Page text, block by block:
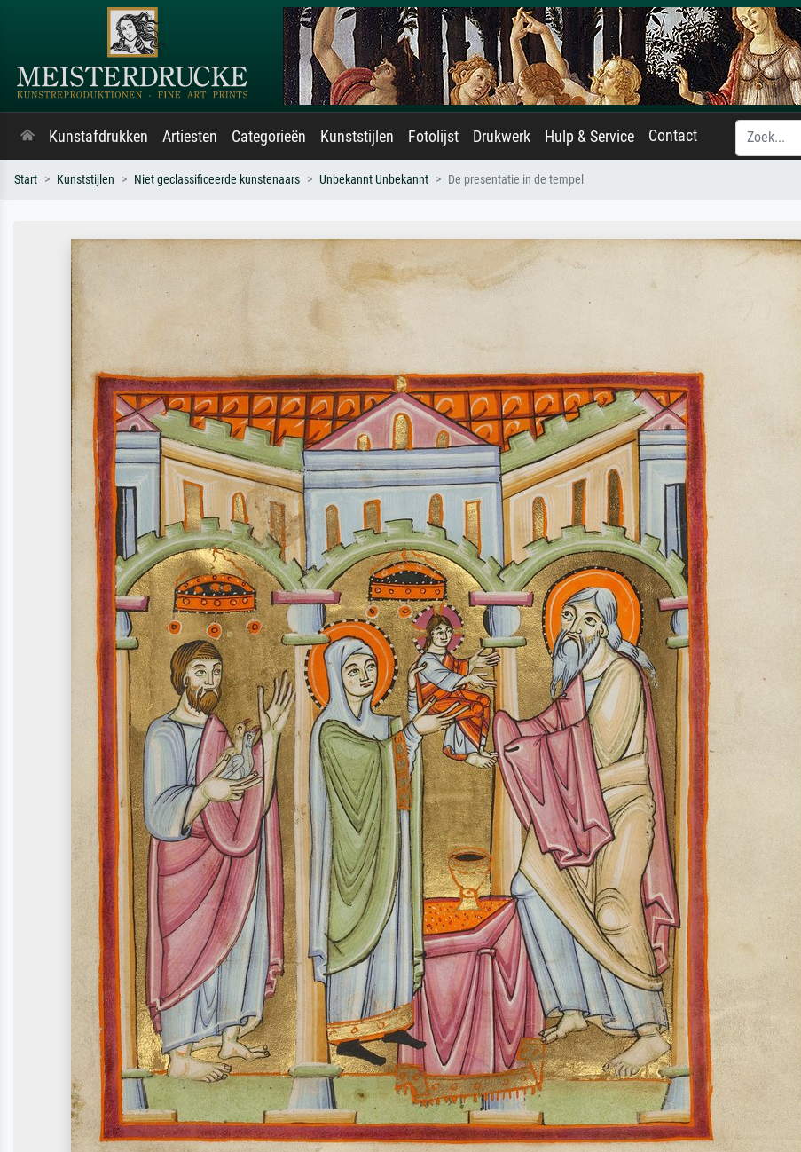
Kunstafdrukken Artiesten Categorieën Kunststijlen Fotolijst Drukwerk Hulp & Service Contact
Start Kunststijlen Niet geclassificeerde kunstenaars Unbekannt Unbekannt De presentatie in de tempel